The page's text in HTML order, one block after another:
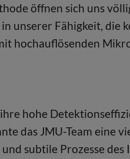
öffnen sich uns
unserer Fähigkeit, die
hochauflösenden
hohe
das JMU-Team eine
subtile Prozesse des